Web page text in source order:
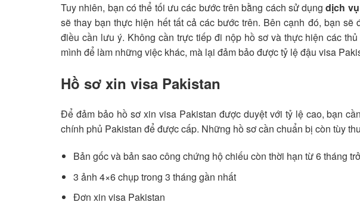
Tuy nhiên, bạn có thể tối ưu các bước trên bằng cách sử dụngdịch
sẽ thay bạn thực hiện hết tất cả các bước trên. Bên cạnh đó, bạn
điều cần lưu ý. Không cần trực tiếp đi nộp hồ sơ và thực hiện các
mình để làm những việc khác, mà lại đảm bảo được tỷ lệ đậu visa
Hồ sơ xin visa Pakistan
Để đảm bảo hồ sơ xin visa Pakistan được duyệt với tỷ lệ cao, bạn
chính phủ Pakistan để được cấp. Những hồ sơ cần chuẩn bị còn tùy
Bản gốc và bản sao công chứng hộ chiếu còn thời hạn từ 6 tháng
3 ảnh 4×6 chụp trong 3 tháng gần nhất
Đơn xin visa Pakistan